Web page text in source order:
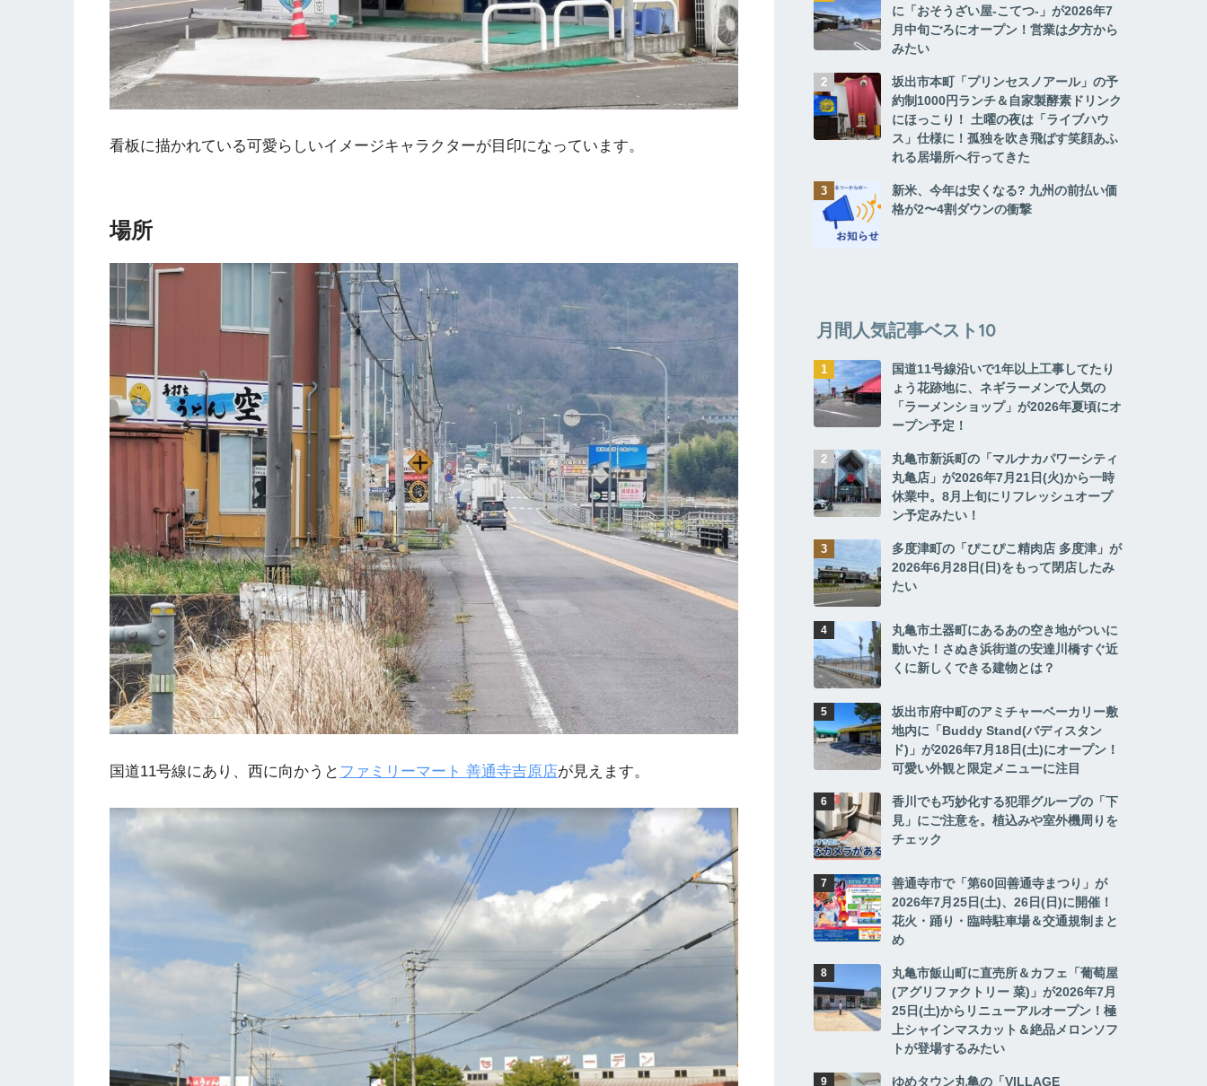
看板に描かれている可愛らしいイメージキャラクターが目印になっています。
場所
国道11号線にあり、西に向かうと ファミリーマート 善通寺吉原店が見えます。
に「おそうざい屋-こてつ-」が2026年7
月中旬ごろにオープン！営業は夕方から
みたい
坂出市本町「プリンセスノアール」の予
約制1000円ランチ＆自家製酵素ドリンク
にほっこり！ 土曜の夜は「ライブハウ
ス」仕様に！孤独を吹き飛ばす笑顔あふ
れる居場所へ行ってきた
新米、今年は安くなる? 九州の前払い価
格が2〜4割ダウンの衝撃
月間人気記事ベスト10
国道11号線沿いで1年以上工事してたり
ょう花跡地に、ネギラーメンで人気の
「ラーメンショップ」が2026年夏頃にオ
ープン予定！
丸亀市新浜町の「マルナカパワーシティ
丸亀店」が2026年7月21日(火)から一時
休業中。8月上旬にリフレッシュオープ
ン予定みたい！
多度津町の「ぴこぴこ精肉店 多度津」が
2026年6月28日(日)をもって閉店したみ
たい
丸亀市土器町にあるあの空き地がついに
動いた！さぬき浜街道の安達川橋すぐ近
くに新しくできる建物とは？
坂出市府中町のアミチャーベーカリー敷
地内に「Buddy Stand(バディスタン
ド)」が2026年7月18日(土)にオープン！
可愛い外観と限定メニューに注目
香川でも巧妙化する犯罪グループの「下
見」にご注意を。植込みや室外機周りを
チェック
善通寺市で「第60回善通寺まつり」が
2026年7月25日(土)、26日(日)に開催！
花火・踊り・臨時駐車場＆交通規制まと
め
丸亀市飯山町に直売所＆カフェ「葡萄屋
(アグリファクトリー 菜)」が2026年7月
25日(土)からリニューアルオープン！極
上シャインマスカット＆絶品メロンソフ
トが登場するみたい
ゆめタウン丸亀の「VILLAGE